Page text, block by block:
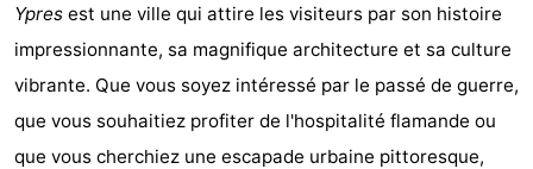
Ypres est une ville qui attire les visiteurs par son histoire
impressionnante, sa magnifique architecture et sa culture
vibrante. Que vous soyez intéressé par le passé de guerre,
que vous souhaitiez profiter de l'hospitalité flamande ou
que vous cherchiez une escapade urbaine pittoresque,